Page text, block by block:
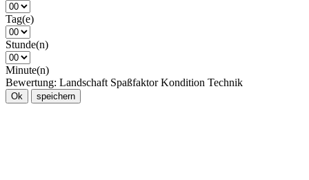
Tag(e)
Stunde(n)
Minute(n)
Bewertung: Landschaft Spaßfaktor Kondition Technik
Ok speichern